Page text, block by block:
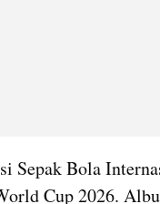
Sepak Bola
Cup 2026.